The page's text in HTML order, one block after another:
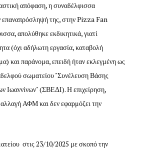
απόφαση, η συναδέλφισσα
επαναπρόσληψή της, στην Pizza Fan
απολύθηκε εκδικητικά, γιατί
(όχι αδήλωτη εργασία, καταβολή
και παράνομα, επειδή ήταν εκλεγμένη ως
σωματείου "Συνέλευση Βάσης
Ιωαννίνων" (ΣΒΕΔΙ). Η επιχείρηση,
ΑΦΜ και δεν εφαρμόζει την
στις 23/10/2025 με σκοπό την